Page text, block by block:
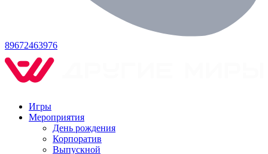
89672463976
Игры
Мероприятия
День рождения
Корпоратив
Выпускной